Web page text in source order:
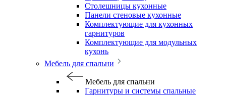
Столешницы кухонные
Панели стеновые кухонные
Комплектующие для кухонных
гарнитуров
Комплектующие для модульных
кухонь
Мебель для спальни
Мебель для спальни
Гарнитуры и системы спальные